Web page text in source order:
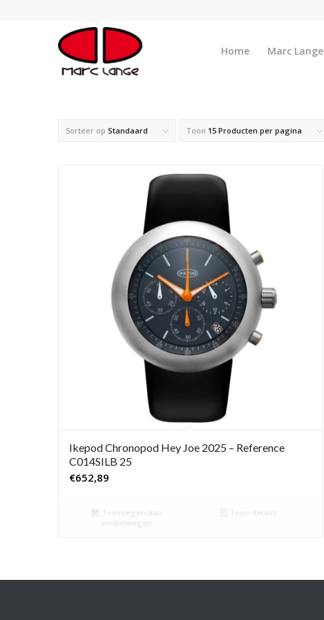
Home Marc Lange
Sorteer op Standaard Toon 15 Producten per pagina
Ikepod Chronopod Hey Joe 2025 – Reference
C014SILB 25
€652,89
Toevoegen aan
winkelwagen
Toon details